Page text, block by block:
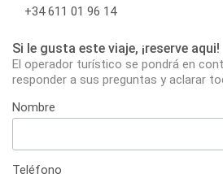
+34 611 01 96 14
Si le gusta este viaje, ¡reserve aqui!
El operador turístico se pondrá en
responder a sus preguntas y aclarar
Nombre
Teléfono